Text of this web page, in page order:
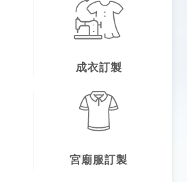
成衣訂製
宮廟服訂製